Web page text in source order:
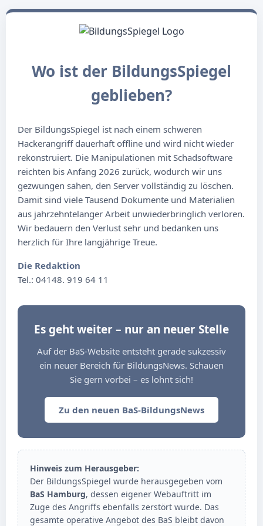
Wo ist der BildungsSpiegel
geblieben?
Der BildungsSpiegel ist nach einem schweren
Hackerangriff dauerhaft offline und wird nicht wieder
rekonstruiert. Die Manipulationen mit Schadsoftware
reichten bis Anfang 2026 zurück, wodurch wir uns
gezwungen sahen, den Server vollständig zu löschen.
Damit sind viele Tausend Dokumente und Materialien
aus jahrzehntelanger Arbeit unwiederbringlich verloren.
Wir bedauern den Verlust sehr und bedanken uns
herzlich für Ihre langjährige Treue.
Die Redaktion
Tel.: 04148. 919 64 11
Es geht weiter – nur an neuer Stelle
Auf der BaS-Website entsteht gerade sukzessiv
ein neuer Bereich für BildungsNews. Schauen
Sie gern vorbei – es lohnt sich!
Zu den neuen BaS-BildungsNews
Hinweis zum Herausgeber:
Der BildungsSpiegel wurde herausgegeben vom
BaS Hamburg, dessen eigener Webauftritt im
Zuge des Angriffs ebenfalls zerstört wurde. Das
gesamte operative Angebot des BaS bleibt davon